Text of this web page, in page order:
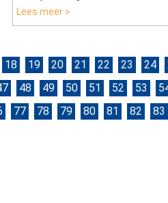
Lees meer >
18 19 20 21 22 23 24
48 49 50 51 52 53
77 78 79 80 81 82 83